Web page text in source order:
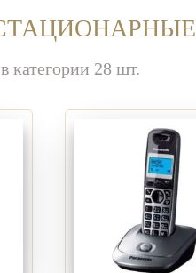
категории 28 шт.